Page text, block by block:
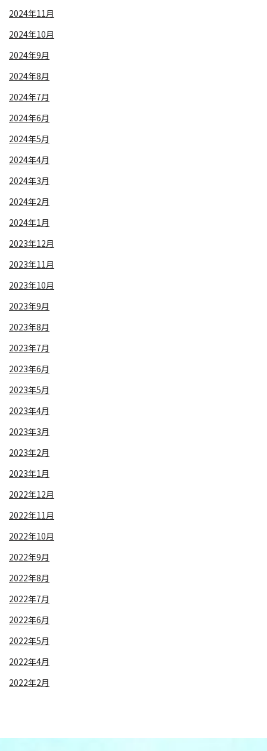
2024年11月
2024年10月
2024年9月
2024年8月
2024年7月
2024年6月
2024年5月
2024年4月
2024年3月
2024年2月
2024年1月
2023年12月
2023年11月
2023年10月
2023年9月
2023年8月
2023年7月
2023年6月
2023年5月
2023年4月
2023年3月
2023年2月
2023年1月
2022年12月
2022年11月
2022年10月
2022年9月
2022年8月
2022年7月
2022年6月
2022年5月
2022年4月
2022年2月